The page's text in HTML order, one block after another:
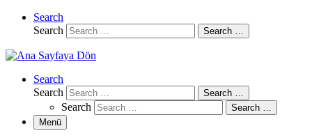
Search
Search
Search …
Search
Search
Search …
Search
Search …
Menü